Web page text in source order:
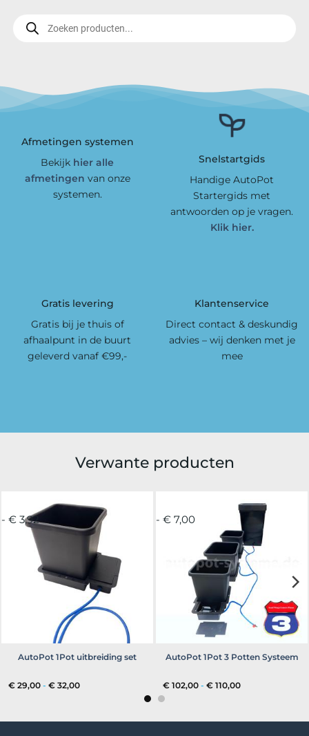
zoeken
Afmetingen systemen
Bekijk hier alle
afmetingen van onze
systemen.
Snelstartgids
Handige AutoPot
Startergids met
antwoorden op je vragen.
Klik hier.
Gratis levering
Gratis bij je thuis of
afhaalpunt in de buurt
geleverd vanaf €99,-
Klantenservice
Direct contact & deskundig
advies – wij denken met je
mee
Verwante producten
- € 3,92
AutoPot 1Pot uitbreiding set
€ 29,00 - € 32,00Prijsklasse:
- € 7,00
AutoPot 1Pot 3 Potten Systeem
€ 102,00 - € 110,00Prijsklasse: